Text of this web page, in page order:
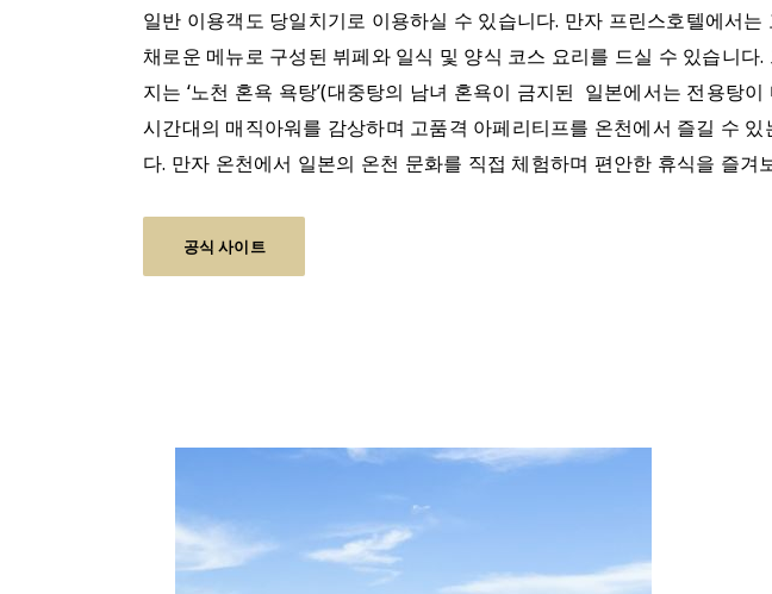
일반 이용객도 당일치기로 이용하실 수 있습니다. 만자 프린스호텔에서
채로운 메뉴로 구성된 뷔페와 일식 및 양식 코스 요리를 드실 수 있습니다
지는 ‘노천 혼욕 욕탕’(대중탕의 남녀 혼욕이 금지된 일본에서는 전용탕
시간대의 매직아워를 감상하며 고품격 아페리티프를 온천에서 즐길 수
다. 만자 온천에서 일본의 온천 문화를 직접 체험하며 편안한 휴식을 즐겨
공식 사이트